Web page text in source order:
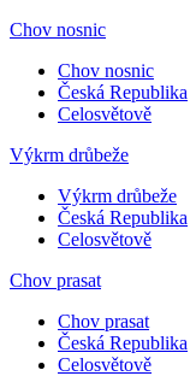
Chov nosnic
Chov nosnic
Česká Republika
Celosvětově
Výkrm drůbeže
Výkrm drůbeže
Česká Republika
Celosvětově
Chov prasat
Chov prasat
Česká Republika
Celosvětově